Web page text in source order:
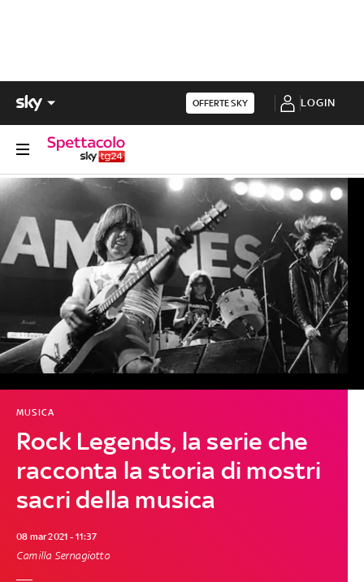
OFFERTE SKY LOGIN
Rock Legends, la serie che
racconta la storia di mostri
sacri della musica
MUSICA
08 mar 2021 - 11:37
Camilla Sernagiotto